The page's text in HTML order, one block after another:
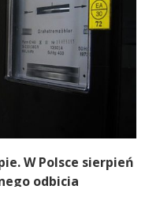
W Polsce sierpień
odbicia